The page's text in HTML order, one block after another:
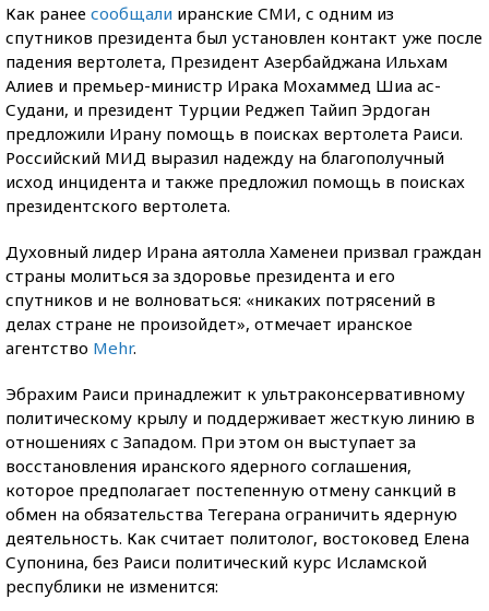
Как ранее сообщали иранские СМИ, с одним из
спутников президента был установлен контакт уже после
падения вертолета, Президент Азербайджана Ильхам
Алиев и премьер-министр Ирака Мохаммед Шиа ас-
Судани, и президент Турции Реджеп Тайип Эрдоган
предложили Ирану помощь в поисках вертолета Раиси.
Российский МИД выразил надежду на благополучный
исход инцидента и также предложил помощь в поисках
президентского вертолета.
Духовный лидер Ирана аятолла Хаменеи призвал граждан
страны молиться за здоровье президента и его
спутников и не волноваться: «никаких потрясений в
делах стране не произойдет», отмечает иранское
агентство Mehr.
Эбрахим Раиси принадлежит к ультраконсервативному
политическому крылу и поддерживает жесткую линию в
отношениях с Западом. При этом он выступает за
восстановления иранского ядерного соглашения,
которое предполагает постепенную отмену санкций в
обмен на обязательства Тегерана ограничить ядерную
деятельность. Как считает политолог, востоковед Елена
Супонина, без Раиси политический курс Исламской
республики не изменится: